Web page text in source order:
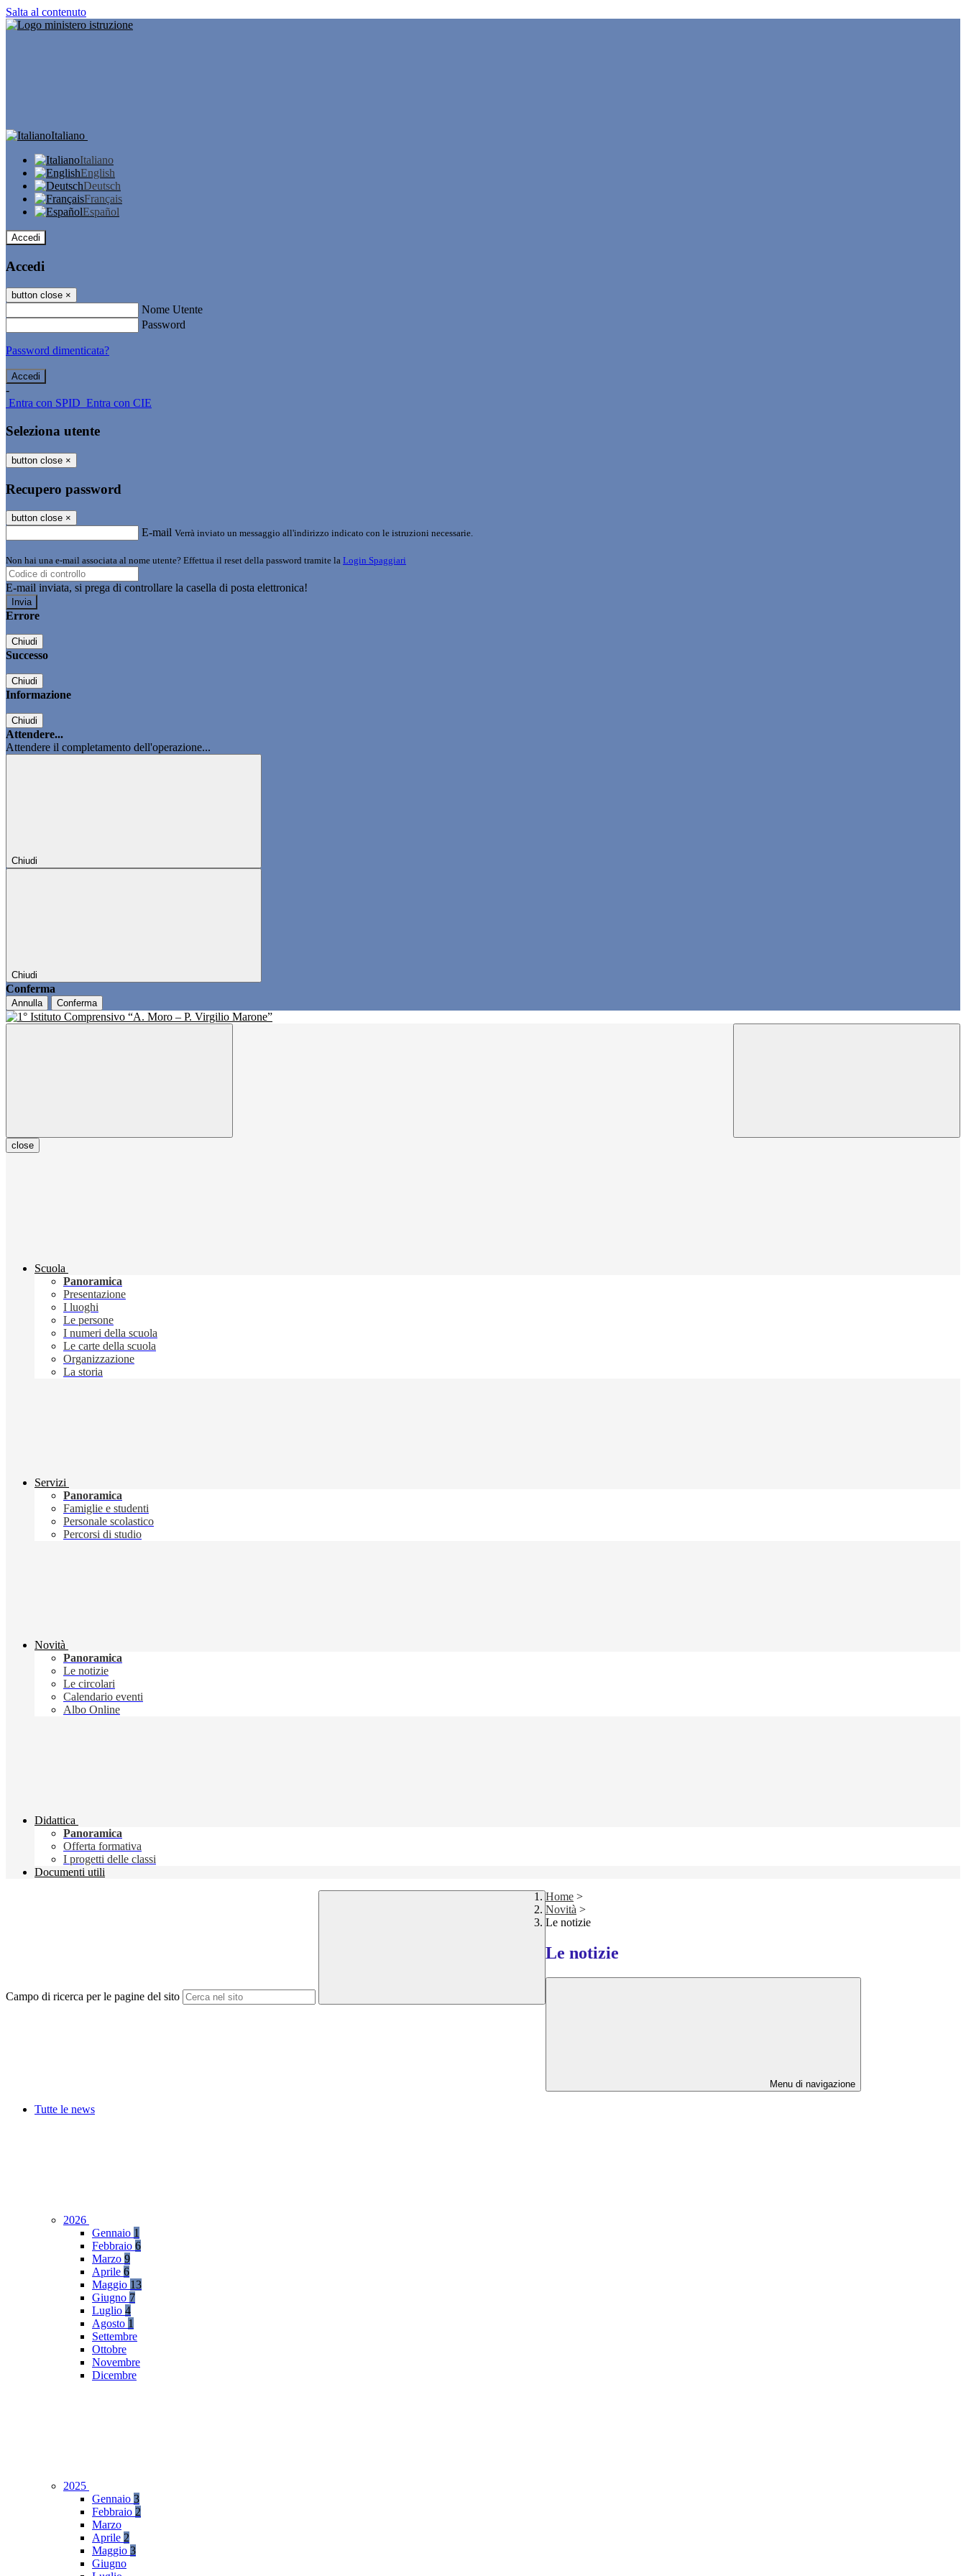
Salta al contenuto
Italiano
Italiano
English
Deutsch
Français
Español
Accedi
Accedi
button close ×
Nome Utente
Password
Password dimenticata?
-
Entra con SPID Entra con CIE
Seleziona utente
button close ×
Recupero password
button close ×
E-mail Verrà inviato un messaggio all'indirizzo indicato con le istruzioni necessarie.
Non hai una e-mail associata al nome utente? Effettua il reset della password tramite la Login Spaggiari
E-mail inviata, si prega di controllare la casella di posta elettronica!
Errore
Chiudi
Successo
Chiudi
Informazione
Chiudi
Attendere...
Attendere il completamento dell'operazione...
Chiudi
Chiudi
Conferma
Annulla Conferma
close
Scuola
Panoramica
Presentazione
I luoghi
Le persone
I numeri della scuola
Le carte della scuola
Organizzazione
La storia
Servizi
Panoramica
Famiglie e studenti
Personale scolastico
Percorsi di studio
Novità
Panoramica
Le notizie
Le circolari
Calendario eventi
Albo Online
Didattica
Panoramica
Offerta formativa
I progetti delle classi
Documenti utili
Campo di ricerca per le pagine del sito
Home >
Novità >
Le notizie
Le notizie
Menu di navigazione
Tutte le news
2026
Gennaio 1
Febbraio 6
Marzo 9
Aprile 6
Maggio 13
Giugno 7
Luglio 4
Agosto 1
Settembre
Ottobre
Novembre
Dicembre
2025
Gennaio 3
Febbraio 2
Marzo
Aprile 2
Maggio 3
Giugno